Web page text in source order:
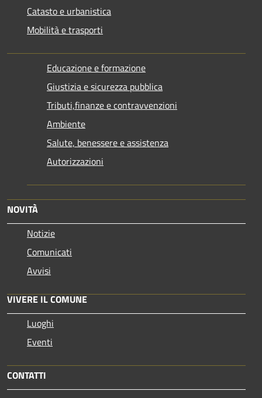
Catasto e urbanistica
Mobilità e trasporti
Educazione e formazione
Giustizia e sicurezza pubblica
Tributi,finanze e contravvenzioni
Ambiente
Salute, benessere e assistenza
Autorizzazioni
NOVITÀ
Notizie
Comunicati
Avvisi
VIVERE IL COMUNE
Luoghi
Eventi
CONTATTI